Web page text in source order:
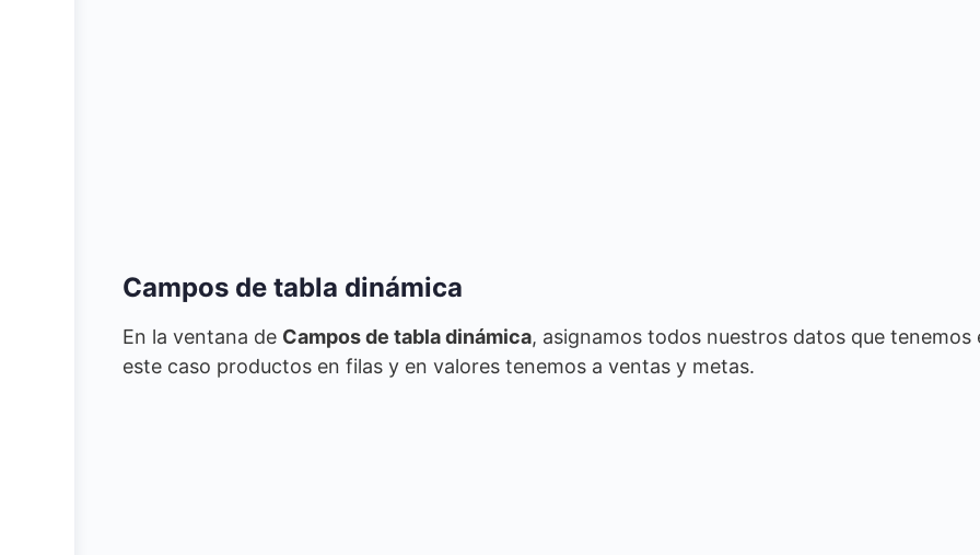
Campos de tabla dinámica
En la ventana de Campos de tabla dinámica, asignamos todos nuestros datos que tenemos
este caso productos en filas y en valores tenemos a ventas y metas.